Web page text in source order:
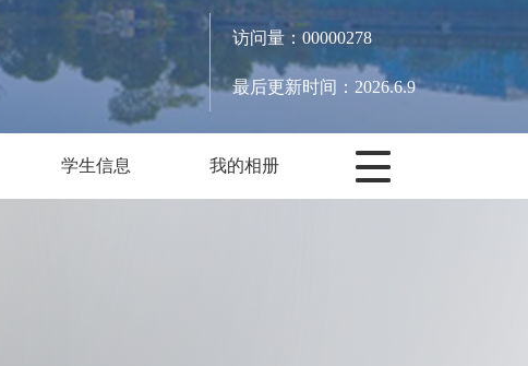
访问量： 00000278
最后更新时间： 2026.6.9
学生信息 我的相册